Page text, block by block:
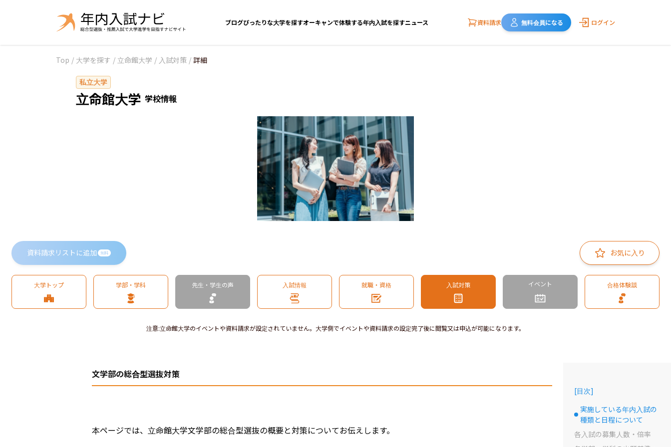
ブログぴったりな大学を探すオーキャンで体験する年内入試を探すニュース 資料請求 無料会員になる ログイン
Top / 大学を探す / 立命館大学 / 入試対策 / 詳細
私立大学
立命館大学 学校情報
資料請求リストに追加 無料 お気に入り
大学トップ 学部・学科 先生・学生の声 入試情報 就職・資格 入試対策 イベント 合格体験談
注意:立命館大学のイベントや資料請求が設定されていません。大学側でイベントや資料請求の設定完了後に閲覧又は申込が可能になります。
文学部の総合型選抜対策
本ページでは、立命館大学文学部の総合型選抜の概要と対策についてお伝えします。
[目次]
選択中のドット
実施している年内入試の
種類と日程について
各入試の募集人数・倍率